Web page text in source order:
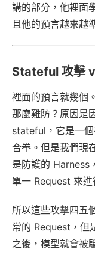
講的部分，他裡面
且他的預言越來越
Stateful 攻擊
裡面的預言就幾個
那麼難防？原因是
stateful，它是一
合拳。但是我們現
是防護的 Harness
單一 Request 來
所以這些攻擊四五
常的 Request，但
之後，模型就會被